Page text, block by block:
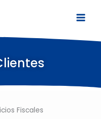
Fiscales